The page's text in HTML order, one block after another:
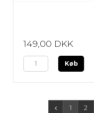
149,00 DKK
Køb
1 2